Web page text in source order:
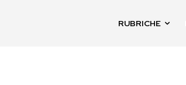
RUBRICHE